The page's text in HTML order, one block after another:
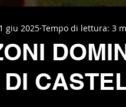
1 giu 2025 Tempo di lettura: 3
su 5.